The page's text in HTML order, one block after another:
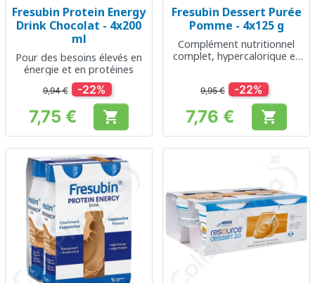
Fresubin Protein Energy
Drink Chocolat - 4x200
ml
Pour des besoins élevés en
énergie et en protéines
9,94 € -22%
Prix
7,75 € 
Fresubin Dessert Purée
Pomme - 4x125 g
Complément nutritionnel
complet, hypercalorique et
9,95 € -22%
Prix
7,76 € 